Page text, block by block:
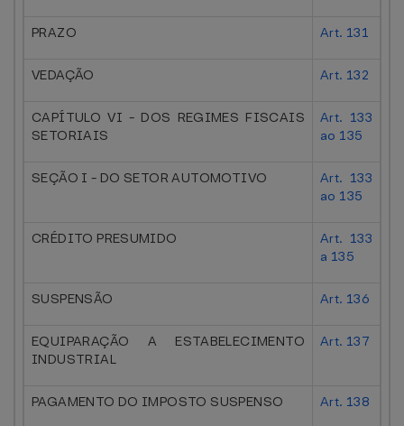
PRAZO Art. 131
VEDAÇÃO Art. 132
CAPÍTULO VI - DOS REGIMES FISCAIS
SETORIAIS
Art. 133
ao 135
SEÇÃO I - DO SETOR AUTOMOTIVO
Art. 133
ao 135
CRÉDITO PRESUMIDO
Art. 133
a 135
SUSPENSÃO Art. 136
EQUIPARAÇÃO A ESTABELECIMENTO
INDUSTRIAL
Art. 137
PAGAMENTO DO IMPOSTO SUSPENSO Art. 138